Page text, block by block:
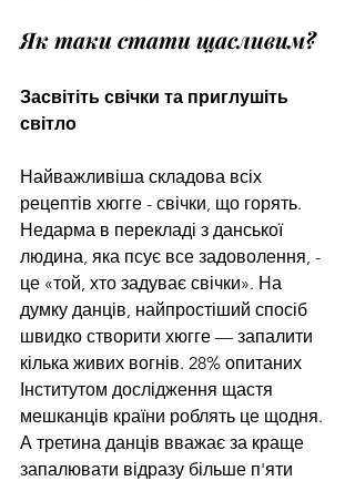
Як таки стати щасливим?
Засвітіть свічки та приглушіть
світло
Найважливіша складова всіх
рецептів хюгге - свічки, що горять.
Недарма в перекладі з данської
людина, яка псує все задоволення, -
це «той, хто задуває свічки». На
думку данців, найпростіший спосіб
швидко створити хюгге — запалити
кілька живих вогнів. 28% опитаних
Інститутом дослідження щастя
мешканців країни роблять це щодня.
А третина данців вважає за краще
запалювати відразу більше п'яти